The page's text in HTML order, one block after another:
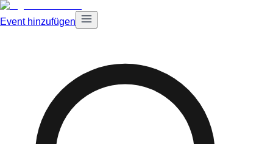
Event hinzufügen